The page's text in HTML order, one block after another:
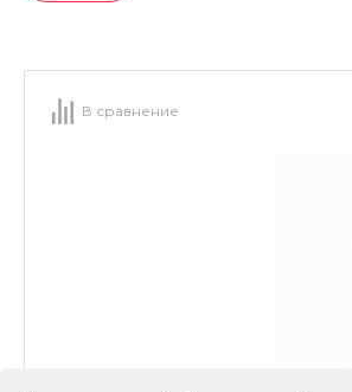
В сравнение